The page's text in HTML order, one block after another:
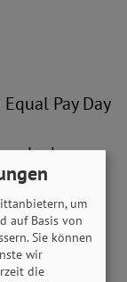
Pay Day
Heil
um
auf Basis von
Sie können
wir
die